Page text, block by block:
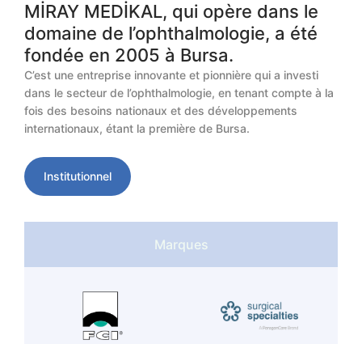
MİRAY MEDİKAL, qui opère dans le
domaine de l’ophthalmologie, a été
fondée en 2005 à Bursa.
C’est une entreprise innovante et pionnière qui a investi
dans le secteur de l’ophthalmologie, en tenant compte à la
fois des besoins nationaux et des développements
internationaux, étant la première de Bursa.
Institutionnel
Marques